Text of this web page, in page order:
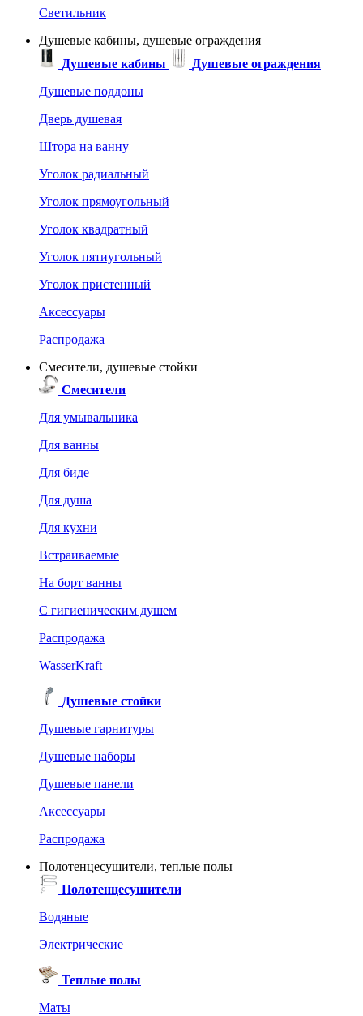
Светильник
Душевые кабины, душевые ограждения
Душевые кабины
Душевые ограждения
Душевые поддоны
Дверь душевая
Штора на ванну
Уголок радиальный
Уголок прямоугольный
Уголок квадратный
Уголок пятиугольный
Уголок пристенный
Аксессуары
Распродажа
Смесители, душевые стойки
Смесители
Для умывальника
Для ванны
Для биде
Для душа
Для кухни
Встраиваемые
На борт ванны
C гигиеническим душем
Распродажа
WasserKraft
Душевые стойки
Душевые гарнитуры
Душевые наборы
Душевые панели
Аксессуары
Распродажа
Полотенцесушители, теплые полы
Полотенцесушители
Водяные
Электрические
Теплые полы
Маты